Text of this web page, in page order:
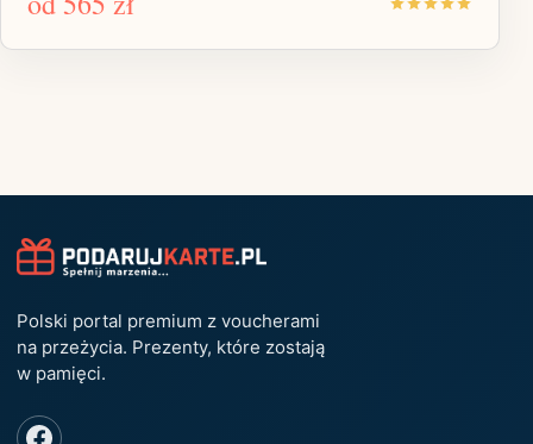
Polski portal premium z voucherami
na przeżycia. Prezenty, które zostają
w pamięci.